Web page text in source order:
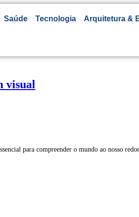
Saúde Tecnologia Arquitetura &
visual
para compreender o mundo ao nosso